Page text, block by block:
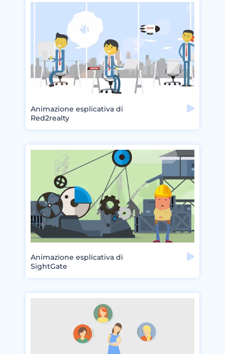
Animazione esplicativa di
Red2realty
Animazione esplicativa di
SightGate